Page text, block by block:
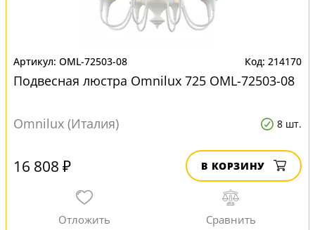
OML-72503-08 214170
Подвесная люстра Omnilux 725 OML-72503-08
Omnilux (Италия) 8 шт.
16 808 ₽ В КОРЗИНУ